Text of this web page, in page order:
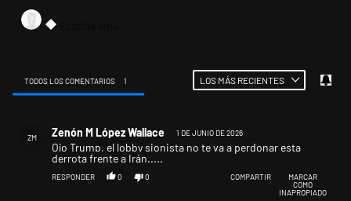
TODOS LOS COMENTARIOS 1 LOS MÁS RECIENTES
ZM Zenón M López Wallace 1 DE JUNIO DE 2026
Ojo Trump, el lobby sionista no te va a perdonar esta
derrota frente a Irán.....
RESPONDER 0 0 COMPARTIR
MARCAR
COMO
INAPROPIADO